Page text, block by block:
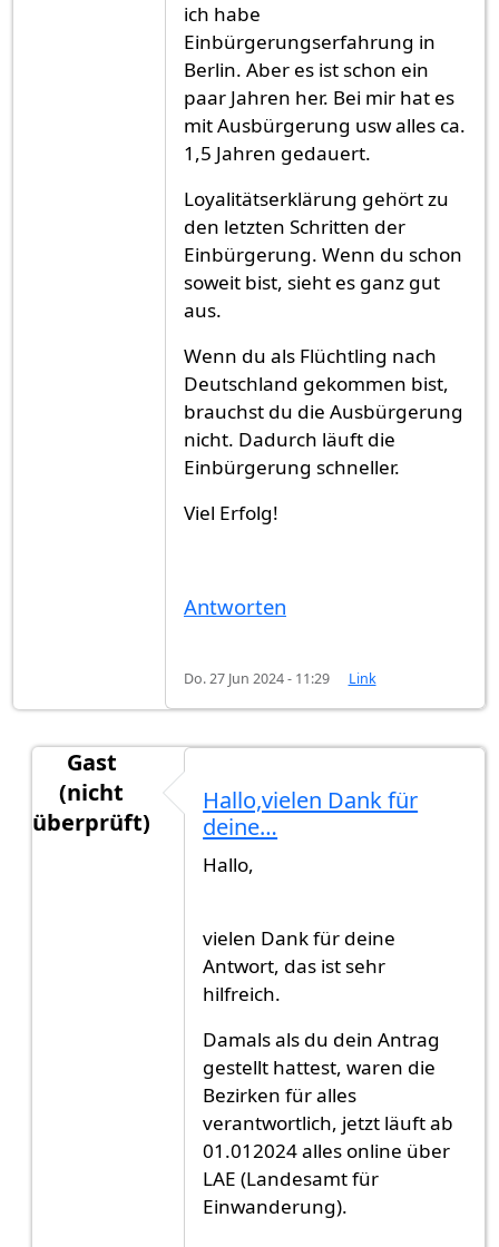
ich habe
Einbürgerungserfahrung in
Berlin. Aber es ist schon ein
paar Jahren her. Bei mir hat es
mit Ausbürgerung usw alles ca.
1,5 Jahren gedauert.
Loyalitätserklärung gehört zu
den letzten Schritten der
Einbürgerung. Wenn du schon
soweit bist, sieht es ganz gut
aus.
Wenn du als Flüchtling nach
Deutschland gekommen bist,
brauchst du die Ausbürgerung
nicht. Dadurch läuft die
Einbürgerung schneller.
Viel Erfolg!
Antworten
Do. 27 Jun 2024 - 11:29 Link
Gast
(nicht
überprüft)
Hallo,vielen Dank für
deine…
Hallo,
vielen Dank für deine
Antwort, das ist sehr
hilfreich.
Damals als du dein Antrag
gestellt hattest, waren die
Bezirken für alles
verantwortlich, jetzt läuft ab
01.012024 alles online über
LAE (Landesamt für
Einwanderung).